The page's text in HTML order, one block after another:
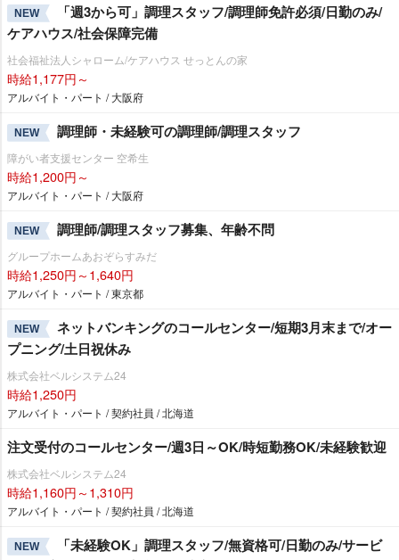
NEW
「週3から可」調理スタッフ/調理師免許必須/日勤のみ/
ケアハウス/社会保障完備
社会福祉法人シャローム/ケアハウス せっとんの家
時給1,177円～
アルバイト・パート / 大阪府
NEW 調理師・未経験可の調理師/調理スタッフ
障がい者支援センター 空希生
時給1,200円～
アルバイト・パート / 大阪府
NEW 調理師/調理スタッフ募集、年齢不問
グループホームあおぞらすみだ
時給1,250円～1,640円
アルバイト・パート / 東京都
NEW
ネットバンキングのコールセンター/短期3月末まで/オー
プニング/土日祝休み
株式会社ベルシステム24
時給1,250円
アルバイト・パート / 契約社員 / 北海道
注文受付のコールセンター/週3日～OK/時短勤務OK/未経験歓迎
株式会社ベルシステム24
時給1,160円～1,310円
アルバイト・パート / 契約社員 / 北海道
NEW
「未経験OK」調理スタッフ/無資格可/日勤のみ/サービ